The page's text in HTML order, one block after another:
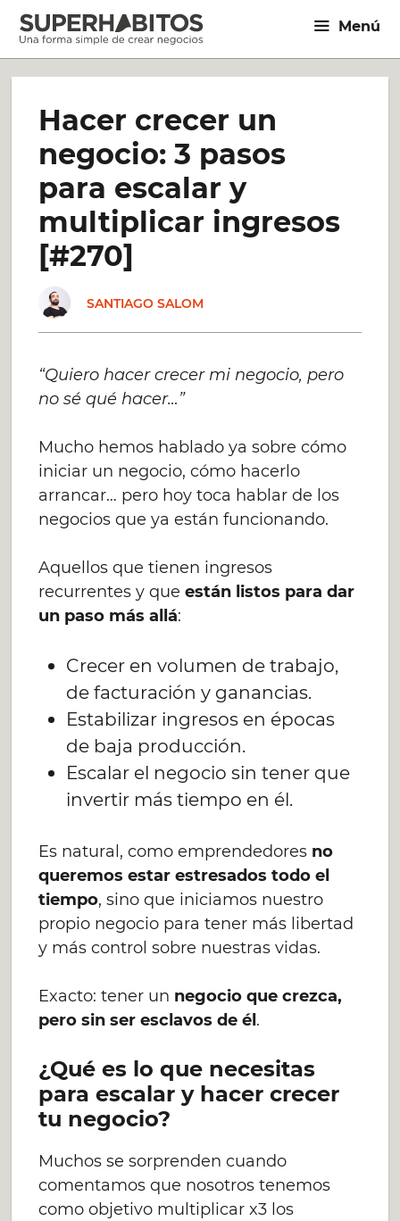
Saltar
contenido
Menú
Hacer crecer un
negocio: 3 pasos
para escalar y
multiplicar ingresos
[#270]
SANTIAGO SALOM
“Quiero hacer crecer mi negocio, pero
no sé qué hacer…”
Mucho hemos hablado ya sobre cómo
iniciar un negocio, cómo hacerlo
arrancar… pero hoy toca hablar de los
negocios que ya están funcionando.
Aquellos que tienen ingresos
recurrentes y queestán listos para dar
un paso más allá:
Crecer en volumen de trabajo,
de facturación y ganancias.
Estabilizar ingresos en épocas
de baja producción.
Escalar el negocio sin tener que
invertir más tiempo en él.
Es natural, como emprendedores no
queremos estar estresados todo el
tiempo, sino que iniciamos nuestro
propio negocio para tener más libertad
y más control sobre nuestras vidas.
Exacto: tener un negocio que crezca,
pero sin ser esclavos de él .
¿Qué es lo que necesitas
para escalar y hacer crecer
tu negocio?
Muchos se sorprenden cuando
comentamos que nosotros tenemos
como objetivo multiplicar x3 los